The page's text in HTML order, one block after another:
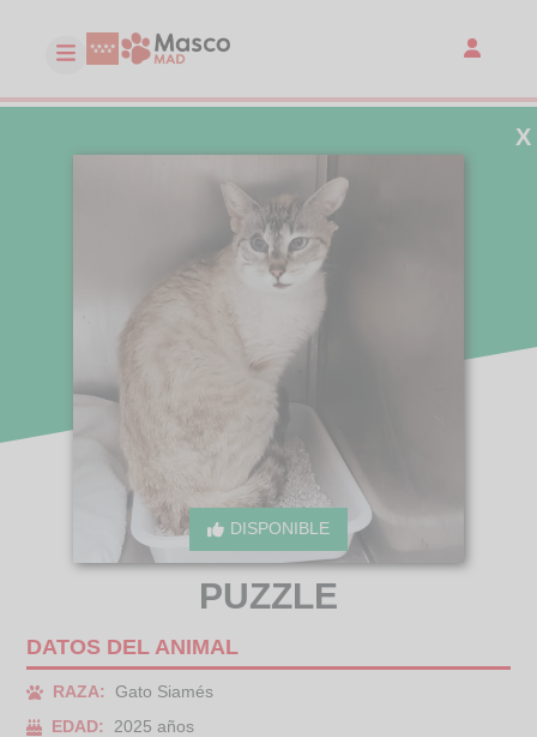
DISPONIBLE
X
PUZZLE
DATOS DEL ANIMAL
RAZA:
Gato Siamés
EDAD:
2025 años